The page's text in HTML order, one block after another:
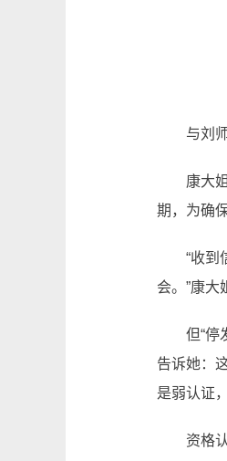
与刘师
康大姐
期，为确
“收到信
会。”康大
但“停发
告诉她：
是弱认证
资格认